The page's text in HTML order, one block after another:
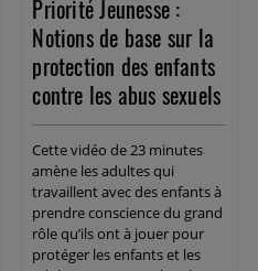
Priorité Jeunesse :
Notions de base sur la
protection des enfants
contre les abus sexuels
Cette vidéo de 23 minutes
amène les adultes qui
travaillent avec des enfants à
prendre conscience du grand
rôle qu’ils ont à jouer pour
protéger les enfants et les